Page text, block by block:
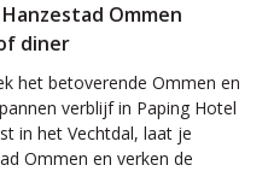
Ommen
diner
het betoverende Ommen en
verblijf in Paping Hotel
in het Vechtdal, laat je
Ommen en verken de